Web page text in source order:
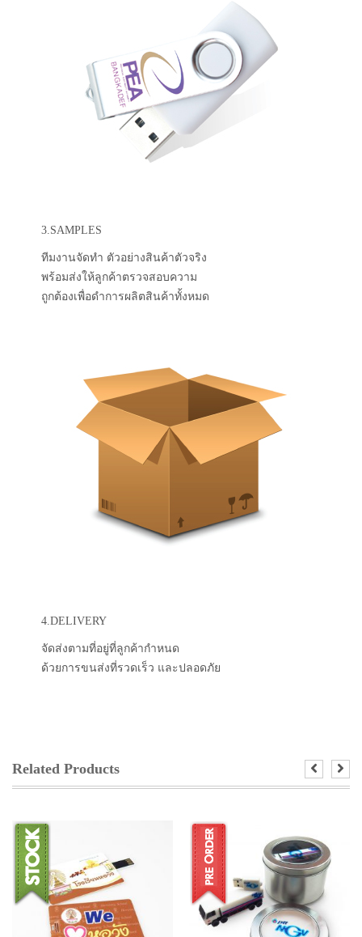
3.SAMPLES
ทีมงานจัดทำ ตัวอย่างสินค้าตัวจริง
พร้อมส่งให้ลูกค้าตรวจสอบความ
ถูกต้องเพื่อดำการผลิตสินค้าทั้งหมด
4.DELIVERY
จัดส่งตามที่อยู่ที่ลูกค้ากำหนด
ด้วยการขนส่งที่รวดเร็ว และปลอดภัย
Related Products